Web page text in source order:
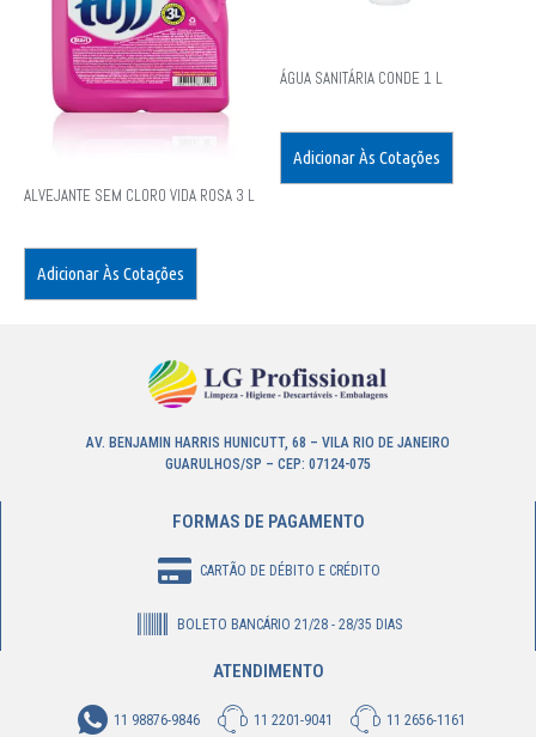
ALVEJANTE SEM CLORO VIDA ROSA 3 L
Adicionar Às Cotações
ÁGUA SANITÁRIA CONDE 1 L
Adicionar Às Cotações
AV. BENJAMIN HARRIS HUNICUTT, 68 – VILA RIO DE JANEIRO
GUARULHOS/SP – CEP: 07124-075
FORMAS DE PAGAMENTO
CARTÃO DE DÉBITO E CRÉDITO
BOLETO BANCÁRIO 21/28 - 28/35 DIAS
ATENDIMENTO
11 98876-9846 11 2201-9041 11 2656-1161